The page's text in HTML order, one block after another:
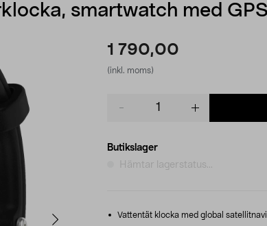
smartwatch med GPS
1 790,00
(inkl. moms)
Butikslager
Hämtar lagerstatus...
Vattentät klocka med global